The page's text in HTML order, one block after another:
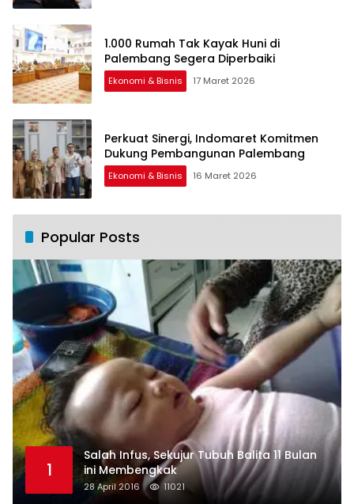
1.000 Rumah Tak Kayak Huni di
Palembang Segera Diperbaiki
Ekonomi & Bisnis 17 Maret 2026
Perkuat Sinergi, Indomaret Komitmen
Dukung Pembangunan Palembang
Ekonomi & Bisnis 16 Maret 2026
Popular Posts
1
Salah Infus, Sekujur Tubuh Balita 11 Bulan
ini Membengkak
28 April 2016 11021